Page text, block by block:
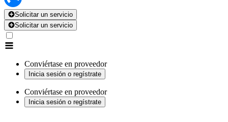
Solicitar un servicio
Solicitar un servicio
Conviértase en proveedor
Inicia sesión o regístrate
Conviértase en proveedor
Inicia sesión o regístrate